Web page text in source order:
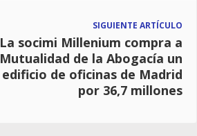
SIGUIENTE ARTÍCULO
La socimi Millenium compra a
Mutualidad de la Abogacía un
edificio de oficinas de Madrid
por 36,7 millones